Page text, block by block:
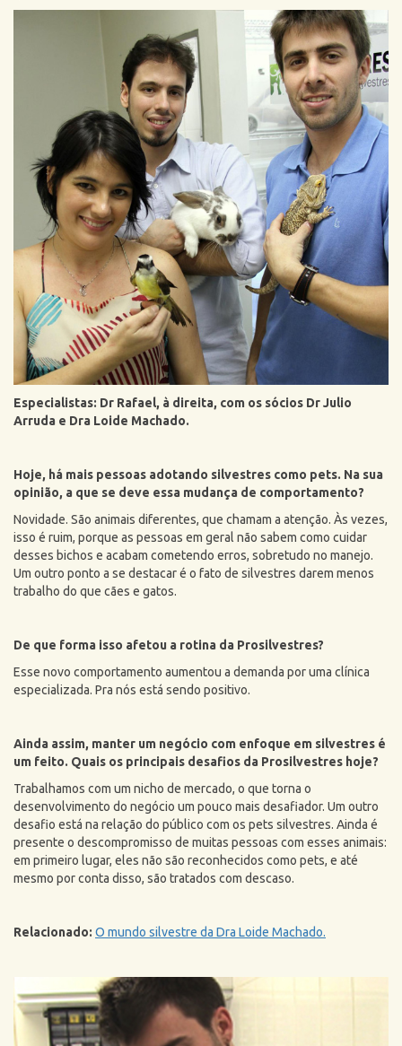
Especialistas: Dr Rafael, à direita, com os sócios Dr Julio
Arruda e Dra Loide Machado.
Hoje, há mais pessoas adotando silvestres como pets. Na sua
opinião, a que se deve essa mudança de comportamento?
Novidade. São animais diferentes, que chamam a atenção. Às vezes,
isso é ruim, porque as pessoas em geral não sabem como cuidar
desses bichos e acabam cometendo erros, sobretudo no manejo.
Um outro ponto a se destacar é o fato de silvestres darem menos
trabalho do que cães e gatos.
De que forma isso afetou a rotina da Prosilvestres?
Esse novo comportamento aumentou a demanda por uma clínica
especializada. Pra nós está sendo positivo.
Ainda assim, manter um negócio com enfoque em silvestres é
um feito. Quais os principais desafios da Prosilvestres hoje?
Trabalhamos com um nicho de mercado, o que torna o
desenvolvimento do negócio um pouco mais desafiador. Um outro
desafio está na relação do público com os pets silvestres. Ainda é
presente o descompromisso de muitas pessoas com esses animais:
em primeiro lugar, eles não são reconhecidos como pets, e até
mesmo por conta disso, são tratados com descaso.
Relacionado: O mundo silvestre da Dra Loide Machado.